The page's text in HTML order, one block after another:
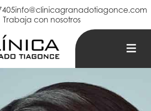
info@clinicagranadotiagonce.com
Trabaja con nosotros